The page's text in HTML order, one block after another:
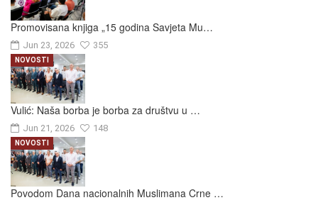
Promovisana knjiga „15 godina Savjeta Mu…
Jun 23, 2026 355
Vulić: Naša borba je borba za društvu u …
Jun 21, 2026 148
NOVOSTI
Povodom Dana nacionalnih Muslimana Crne …
NOVOSTI